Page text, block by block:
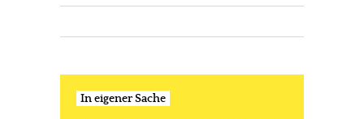
In eigener Sache